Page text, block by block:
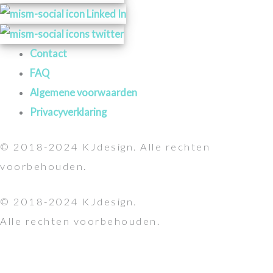
Contact
FAQ
Algemene voorwaarden
Privacyverklaring
© 2018-2024 KJdesign. Alle rechten
voorbehouden.
© 2018-2024 KJdesign.
Alle rechten voorbehouden.